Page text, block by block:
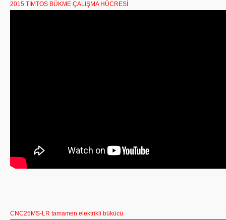
2015 TIMTOS BÜKME ÇALIŞMA HÜCRESİ
CNC25MS-LR tamamen elektrikli bükücü